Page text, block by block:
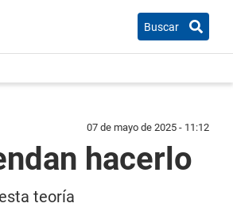
Buscar
07 de mayo de 2025 - 11:12
hacerlo
teoría